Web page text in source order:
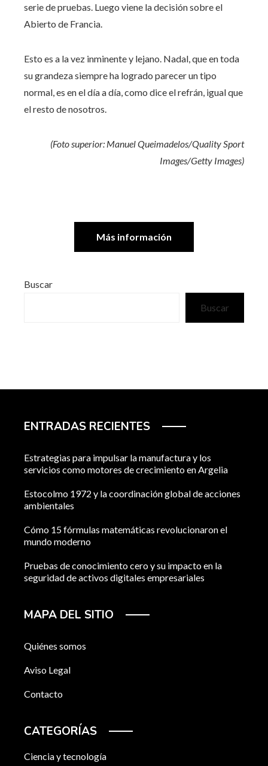
serie de pruebas. Luego viene la decisión sobre el
Abierto de Francia.
Esto es a la vez inminente y lejano. Nadal, que en toda
su grandeza siempre ha logrado parecer un tipo
normal, es en el día a día, como dice el refrán, igual que
el resto de nosotros.
(Foto superior: Manuel Queimadelos/Quality Sport
Images/Getty Images)
Más información
Buscar
Buscar
ENTRADAS RECIENTES
Estrategias para impulsar la manufactura y los
servicios como motores de crecimiento en Argelia
Estocolmo 1972 y la coordinación global de acciones
ambientales
Cómo 15 fórmulas matemáticas revolucionaron el
mundo moderno
Pruebas de conocimiento cero y su impacto en la
seguridad de activos digitales empresariales
MAPA DEL SITIO
Quiénes somos
Aviso Legal
Contacto
CATEGORÍAS
Ciencia y tecnología